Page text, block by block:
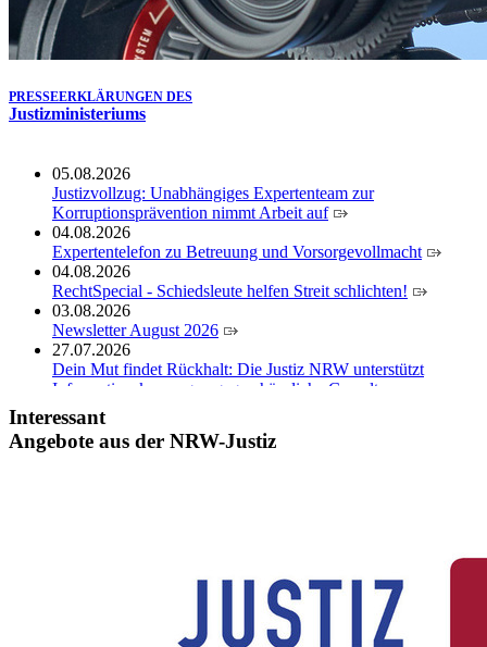
PRESSEERKLÄRUNGEN DES
Justizministeriums
05.08.2026
Justizvollzug: Unabhängiges Expertenteam zur
Korruptionsprävention nimmt Arbeit auf
04.08.2026
Expertentelefon zu Betreuung und Vorsorgevollmacht
04.08.2026
RechtSpecial - Schiedsleute helfen Streit schlichten!
03.08.2026
Newsletter August 2026
27.07.2026
Dein Mut findet Rückhalt: Die Justiz NRW unterstützt
Informationskampagne gegen häusliche Gewalt
10.07.2026
Anerkennung für innovative Suizidpräventionsarbeit: JVA
Köln ausgezeichnet
288 Anwärterinnen und Anwärter des Jahrgangs 2024/2026
der Justizvollzugsschule NRW geehrt
Interessant
Angebote aus der NRW-Justiz